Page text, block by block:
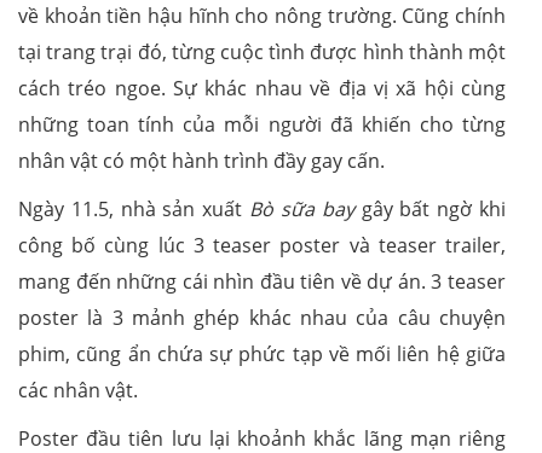
về khoản tiền hậu hĩnh cho nông trường. Cũng chính
tại trang trại đó, từng cuộc tình được hình thành một
cách tréo ngoe. Sự khác nhau về địa vị xã hội cùng
những toan tính của mỗi người đã khiến cho từng
nhân vật có một hành trình đầy gay cấn.
Ngày 11.5, nhà sản xuất Bò sữa baygây bất ngờ khi
công bố cùng lúc 3 teaser poster và teaser trailer,
mang đến những cái nhìn đầu tiên về dự án. 3 teaser
poster là 3 mảnh ghép khác nhau của câu chuyện
phim, cũng ẩn chứa sự phức tạp về mối liên hệ giữa
các nhân vật.
Poster đầu tiên lưu lại khoảnh khắc lãng mạn riêng